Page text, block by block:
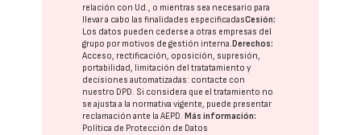
relación con Ud., o mientras sea necesario para
llevar a cabo las finalidades especificadasCesión:
Los datos pueden cederse a otras empresas del
grupo por motivos de gestión interna. Derechos:
Acceso, rectificación, oposición, supresión,
portabilidad, limitación del tratatamiento y
decisiones automatizadas: contacte con
nuestro DPD. Si considera que el tratamiento no
se ajusta a la normativa vigente, puede presentar
reclamación ante laAEPD. Más información:
Política de Protección de Datos